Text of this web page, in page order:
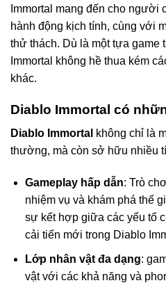
Immortal mang đến cho người
hành động kịch tính, cùng với
thử thách. Dù là một tựa game
Immortal không hề thua kém
khác.
Diablo Immortal có
Diablo Immortal không chỉ là
thường, mà còn sở hữu nhiều
Gameplay hấp dẫn: Trò
nhiệm vụ và khám phá thế
sự kết hợp giữa các yếu tố
cải tiến mới trong Diablo
Lớp nhân vật đa dạng:
vật với các khả năng và